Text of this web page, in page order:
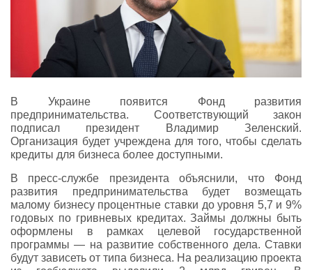
В Украине появится Фонд развития
предпринимательства. Соответствующий закон
подписал президент Владимир Зеленский.
Организация будет учреждена для того, чтобы сделать
кредиты для бизнеса более доступными.
В пресс-службе президента объяснили, что Фонд
развития предпринимательства будет возмещать
малому бизнесу процентные ставки до уровня 5,7 и 9%
годовых по гривневых кредитах. Займы должны быть
оформлены в рамках целевой государственной
программы — на развитие собственного дела. Ставки
будут зависеть от типа бизнеса. На реализацию проекта